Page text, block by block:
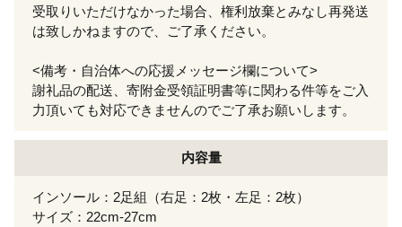
受取りいただけなかった場合、権利放棄とみなし再発送
は致しかねますので、ご了承ください。
<備考・自治体への応援メッセージ欄について>
謝礼品の配送、寄附金受領証明書等に関わる件等をご入
力頂いても対応できませんのでご了承お願いします。
内容量
インソール：2足組（右足：2枚・左足：2枚）
サイズ：22cm-27cm